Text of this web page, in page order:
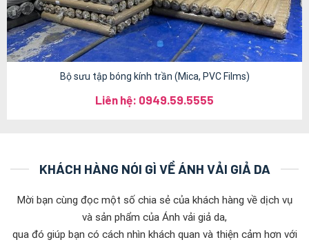
Bộ sưu tập bóng kính trần (Mica, PVC Films)
Liên hệ: 0949.59.5555
KHÁCH HÀNG NÓI GÌ VỀ ÁNH VẢI GIẢ DA
Mời bạn cùng đọc một số chia sẻ của khách hàng về dịch vụ
và sản phẩm của Ánh vải giả da,
qua đó giúp bạn có cách nhìn khách quan và thiện cảm hơn với